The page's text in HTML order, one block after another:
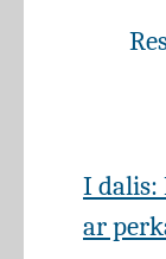
I dalis:
ar